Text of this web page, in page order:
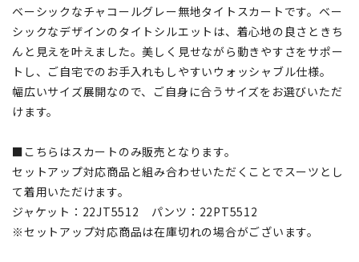
ベーシックなチャコールグレー無地タイトスカートです。ベー
シックなデザインのタイトシルエットは、着心地の良さときち
んと見えを叶えました。美しく見せながら動きやすさをサポー
トし、ご自宅でのお手入れもしやすいウォッシャブル仕様。
幅広いサイズ展開なので、ご自身に合うサイズをお選びいただ
けます。
■こちらはスカートのみ販売となります。
セットアップ対応商品と組み合わせいただくことでスーツとし
て着用いただけます。
ジャケット：22JT5512 パンツ：22PT5512
※セットアップ対応商品は在庫切れの場合がございます。